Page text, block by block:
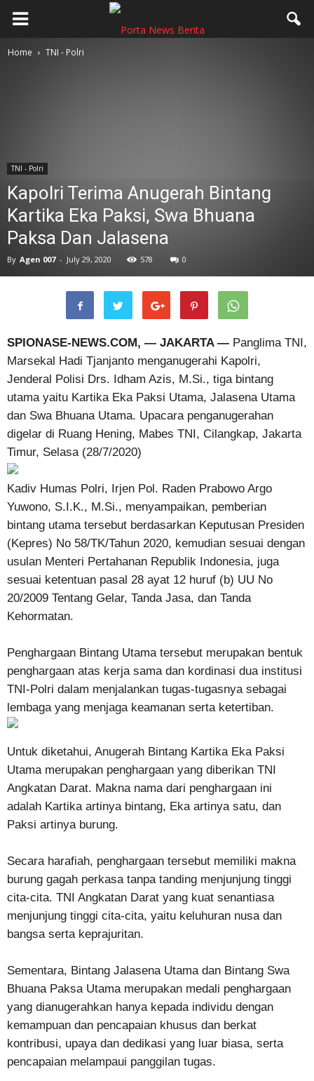
Home TNI - Polri
TNI - Polri
Kapolri Terima Anugerah Bintang
Kartika Eka Paksi, Swa Bhuana
Paksa Dan Jalasena
By Agen 007 - July 29, 2020 578 0
SPIONASE-NEWS.COM, — JAKARTA — Panglima TNI,
Marsekal Hadi Tjanjanto menganugerahi Kapolri,
Jenderal Polisi Drs. Idham Azis, M.Si., tiga bintang
utama yaitu Kartika Eka Paksi Utama, Jalasena Utama
dan Swa Bhuana Utama. Upacara penganugerahan
digelar di Ruang Hening, Mabes TNI, Cilangkap, Jakarta
Timur, Selasa (28/7/2020)
Kadiv Humas Polri, Irjen Pol. Raden Prabowo Argo
Yuwono, S.I.K., M.Si., menyampaikan, pemberian
bintang utama tersebut berdasarkan Keputusan Presiden
(Kepres) No 58/TK/Tahun 2020, kemudian sesuai dengan
usulan Menteri Pertahanan Republik Indonesia, juga
sesuai ketentuan pasal 28 ayat 12 huruf (b) UU No
20/2009 Tentang Gelar, Tanda Jasa, dan Tanda
Kehormatan.
Penghargaan Bintang Utama tersebut merupakan bentuk
penghargaan atas kerja sama dan kordinasi dua institusi
TNI-Polri dalam menjalankan tugas-tugasnya sebagai
lembaga yang menjaga keamanan serta ketertiban.
Untuk diketahui, Anugerah Bintang Kartika Eka Paksi
Utama merupakan penghargaan yang diberikan TNI
Angkatan Darat. Makna nama dari penghargaan ini
adalah Kartika artinya bintang, Eka artinya satu, dan
Paksi artinya burung.
Secara harafiah, penghargaan tersebut memiliki makna
burung gagah perkasa tanpa tanding menjunjung tinggi
cita-cita. TNI Angkatan Darat yang kuat senantiasa
menjunjung tinggi cita-cita, yaitu keluhuran nusa dan
bangsa serta keprajuritan.
Sementara, Bintang Jalasena Utama dan Bintang Swa
Bhuana Paksa Utama merupakan medali penghargaan
yang dianugerahkan hanya kepada individu dengan
kemampuan dan pencapaian khusus dan berkat
kontribusi, upaya dan dedikasi yang luar biasa, serta
pencapaian melampaui panggilan tugas.